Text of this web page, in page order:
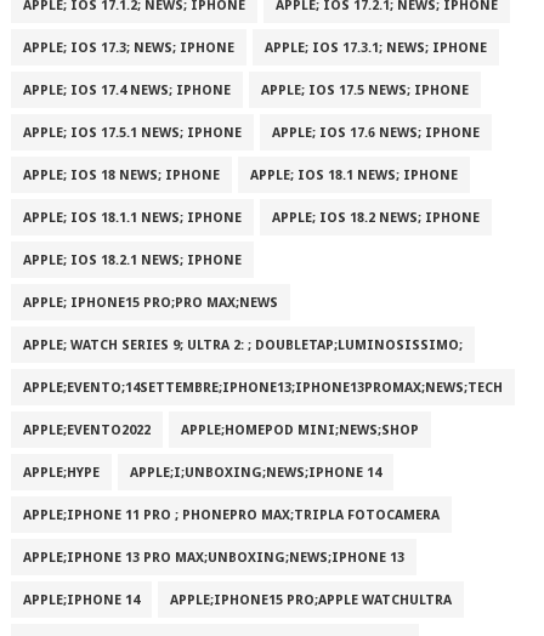
APPLE; IOS 17.1.2; NEWS; IPHONE APPLE; IOS 17.2.1; NEWS; IPHONE
APPLE; IOS 17.3; NEWS; IPHONE APPLE; IOS 17.3.1; NEWS; IPHONE
APPLE; IOS 17.4 NEWS; IPHONE APPLE; IOS 17.5 NEWS; IPHONE
APPLE; IOS 17.5.1 NEWS; IPHONE APPLE; IOS 17.6 NEWS; IPHONE
APPLE; IOS 18 NEWS; IPHONE APPLE; IOS 18.1 NEWS; IPHONE
APPLE; IOS 18.1.1 NEWS; IPHONE APPLE; IOS 18.2 NEWS; IPHONE
APPLE; IOS 18.2.1 NEWS; IPHONE
APPLE; IPHONE15 PRO;PRO MAX;NEWS
APPLE; WATCH SERIES 9; ULTRA 2: ; DOUBLETAP;LUMINOSISSIMO;
APPLE;EVENTO;14SETTEMBRE;IPHONE13;IPHONE13PROMAX;NEWS;TECH
APPLE;EVENTO2022 APPLE;HOMEPOD MINI;NEWS;SHOP
APPLE;HYPE APPLE;I;UNBOXING;NEWS;IPHONE 14
APPLE;IPHONE 11 PRO ; PHONEPRO MAX;TRIPLA FOTOCAMERA
APPLE;IPHONE 13 PRO MAX;UNBOXING;NEWS;IPHONE 13
APPLE;IPHONE 14 APPLE;IPHONE15 PRO;APPLE WATCHULTRA